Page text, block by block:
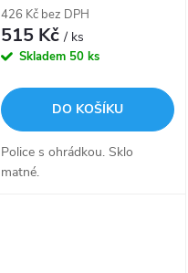
426 Kč bez DPH
515 Kč/ ks
Skladem 50 ks
DO KOŠÍKU
Police s ohrádkou. Sklo
matné.